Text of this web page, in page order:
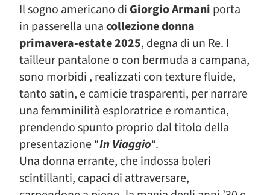
Il sogno americano di Giorgio Armani porta
in passerella unacollezione donna
primavera-estate 2025, degna di un Re. I
tailleur pantalone o con bermuda a campana,
sono morbidi , realizzati con texture fluide,
tanto satin, e camicie trasparenti, per narrare
una femminilità esploratrice e romantica,
prendendo spunto proprio dal titolo della
presentazione “In Viaggio“.
Una donna errante, che indossa boleri
scintillanti, capaci di attraversare,